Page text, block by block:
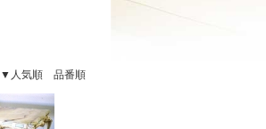
▼人気順 品番順